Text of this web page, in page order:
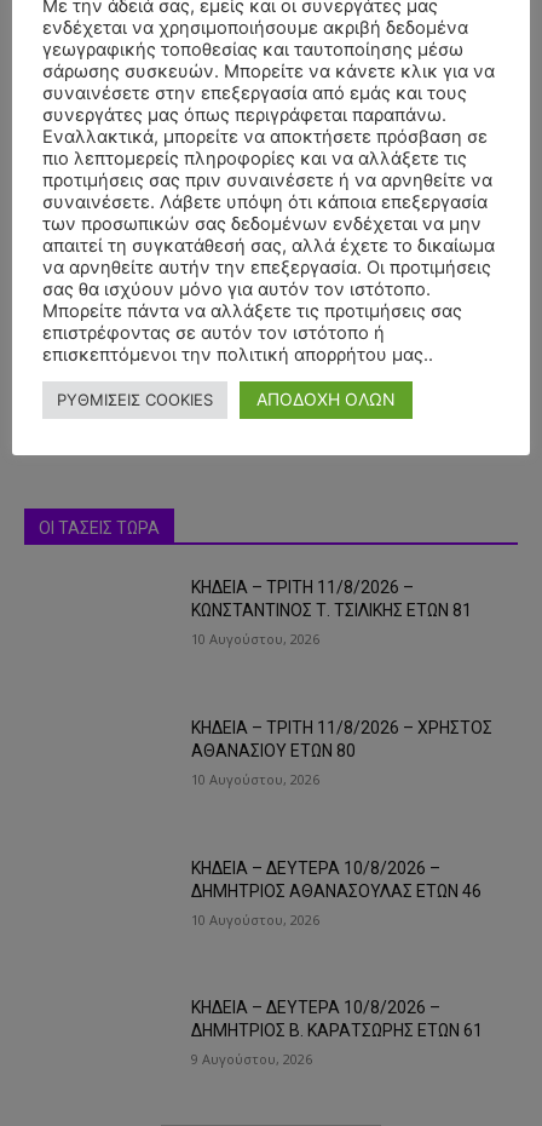
- Advertisment -
ΟΙ ΤΑΣΕΙΣ ΤΩΡΑ
ΚΗΔΕΙΑ – ΤΡΙΤΗ 11/8/2026 –
ΚΩΝΣΤΑΝΤΙΝΟΣ Τ. ΤΣΙΛΙΚΗΣ ΕΤΩΝ 81
10 Αυγούστου, 2026
ΚΗΔΕΙΑ – ΤΡΙΤΗ 11/8/2026 – ΧΡΗΣΤΟΣ
ΑΘΑΝΑΣΙΟΥ ΕΤΩΝ 80
10 Αυγούστου, 2026
ΚΗΔΕΙΑ – ΔΕΥΤΕΡΑ 10/8/2026 –
ΔΗΜΗΤΡΙΟΣ ΑΘΑΝΑΣΟΥΛΑΣ ΕΤΩΝ 46
10 Αυγούστου, 2026
ΚΗΔΕΙΑ – ΔΕΥΤΕΡΑ 10/8/2026 –
ΔΗΜΗΤΡΙΟΣ Β. ΚΑΡΑΤΣΩΡΗΣ ΕΤΩΝ 61
9 Αυγούστου, 2026
Με την άδειά σας, εμείς και οι συνεργάτες μας
ενδέχεται να χρησιμοποιήσουμε ακριβή δεδομένα
γεωγραφικής τοποθεσίας και ταυτοποίησης μέσω
σάρωσης συσκευών. Μπορείτε να κάνετε κλικ για να
συναινέσετε στην επεξεργασία από εμάς και τους
συνεργάτες μας όπως περιγράφεται παραπάνω.
Εναλλακτικά, μπορείτε να αποκτήσετε πρόσβαση σε
πιο λεπτομερείς πληροφορίες και να αλλάξετε τις
προτιμήσεις σας πριν συναινέσετε ή να αρνηθείτε να
συναινέσετε. Λάβετε υπόψη ότι κάποια επεξεργασία
των προσωπικών σας δεδομένων ενδέχεται να μην
απαιτεί τη συγκατάθεσή σας, αλλά έχετε το δικαίωμα
να αρνηθείτε αυτήν την επεξεργασία. Οι προτιμήσεις
σας θα ισχύουν μόνο για αυτόν τον ιστότοπο.
Μπορείτε πάντα να αλλάξετε τις προτιμήσεις σας
επιστρέφοντας σε αυτόν τον ιστότοπο ή
επισκεπτόμενοι την πολιτική απορρήτου μας..
ΡΥΘΜΙΣΕΙΣ COOKIES ΑΠΟΔΟΧΗ ΟΛΩΝ